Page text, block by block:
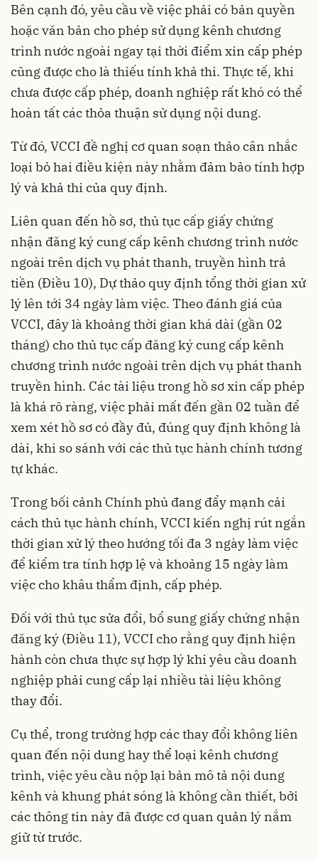
Bên cạnh đó, yêu cầu về việc phải có bản quyền
hoặc văn bản cho phép sử dụng kênh chương
trình nước ngoài ngay tại thời điểm xin cấp phép
cũng được cho là thiếu tính khả thi. Thực tế, khi
chưa được cấp phép, doanh nghiệp rất khó có thể
hoàn tất các thỏa thuận sử dụng nội dung.
Từ đó, VCCI đề nghị cơ quan soạn thảo cân nhắc
loại bỏ hai điều kiện này nhằm đảm bảo tính hợp
lý và khả thi của quy định.
Liên quan đến hồ sơ, thủ tục cấp giấy chứng
nhận đăng ký cung cấp kênh chương trình nước
ngoài trên dịch vụ phát thanh, truyền hình trả
tiền (Điều 10), Dự thảo quy định tổng thời gian xử
lý lên tới 34 ngày làm việc. Theo đánh giá của
VCCI, đây là khoảng thời gian khá dài (gần 02
tháng) cho thủ tục cấp đăng ký cung cấp kênh
chương trình nước ngoài trên dịch vụ phát thanh
truyền hình. Các tài liệu trong hồ sơ xin cấp phép
là khá rõ ràng, việc phải mất đến gần 02 tuần để
xem xét hồ sơ có đầy đủ, đúng quy định không là
dài, khi so sánh với các thủ tục hành chính tương
tự khác.
Trong bối cảnh Chính phủ đang đẩy mạnh cải
cách thủ tục hành chính, VCCI kiến nghị rút ngắn
thời gian xử lý theo hướng tối đa 3 ngày làm việc
để kiểm tra tính hợp lệ và khoảng 15 ngày làm
việc cho khâu thẩm định, cấp phép.
Đối với thủ tục sửa đổi, bổ sung giấy chứng nhận
đăng ký (Điều 11), VCCI cho rằng quy định hiện
hành còn chưa thực sự hợp lý khi yêu cầu doanh
nghiệp phải cung cấp lại nhiều tài liệu không
thay đổi.
Cụ thể, trong trường hợp các thay đổi không liên
quan đến nội dung hay thể loại kênh chương
trình, việc yêu cầu nộp lại bản mô tả nội dung
kênh và khung phát sóng là không cần thiết, bởi
các thông tin này đã được cơ quan quản lý nắm
giữ từ trước.